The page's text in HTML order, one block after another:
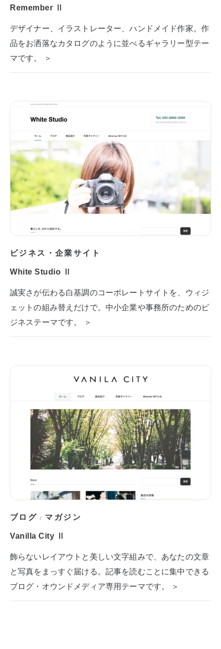
Remember Ⅱ
デザイナー、イラストレーター、ハンドメイド作家。作
品をお洒落なカタログのように並べるギャラリー型テー
マです。 ＞
ビジネス・企業サイト
White Studio Ⅱ
誠実さが伝わる白基調のコーポレートサイトを、ウィジ
ェットの組み替えだけで。中小企業や事務所のためのビ
ジネステーマです。 ＞
ブログ / マガジン
Vanilla City Ⅱ
飾らないレイアウトと美しい文字組みで、あなたの文章
と写真をまっすぐ届ける。記事を読むことに集中できる
ブログ・オウンドメディア専用テーマです。 ＞